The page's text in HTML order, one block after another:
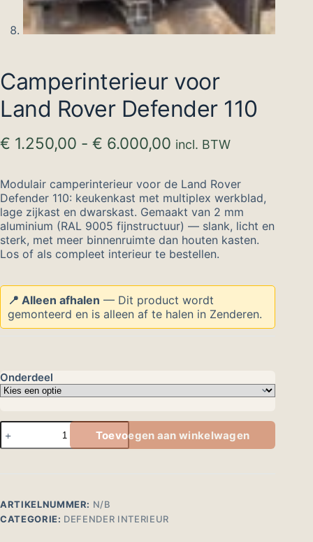
Camperinterieur voor
Land Rover Defender 110
€ 1.250,00 - € 6.000,00 Prijsklasse:
tot
€ 6.000,00
incl. BTW
Modulair camperinterieur voor de Land Rover
Defender 110: keukenkast met multiplex werkblad,
lage zijkast en dwarskast. Gemaakt van 2 mm
aluminium (RAL 9005 fijnstructuur) — slank, licht en
sterk, met meer binnenruimte dan houten kasten.
Los of als compleet interieur te bestellen.
📍 Alleen afhalen — Dit product wordt
gemonteerd en is alleen af te halen in Zenderen.
Onderdeel
Camperinterieur
voor
Land
aantal
Toevoegen aan winkelwagen
ARTIKELNUMMER: N/B
CATEGORIE: DEFENDER INTERIEUR